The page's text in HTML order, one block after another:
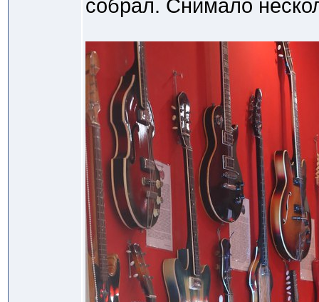
собрал. Снимало